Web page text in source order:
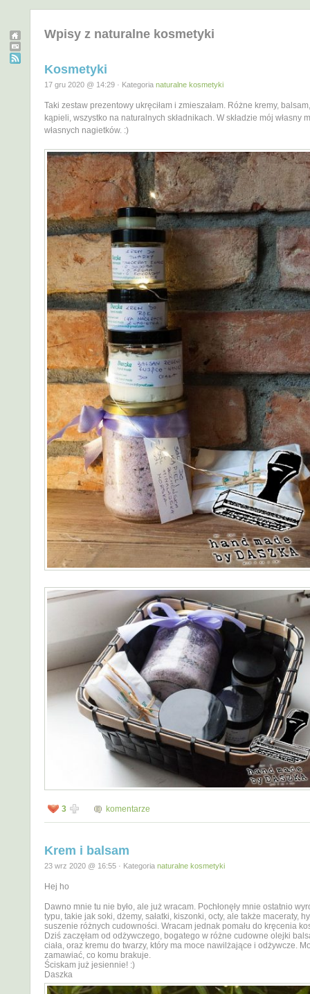
Wpisy z naturalne kosmetyki
Kosmetyki
17 gru 2020 @ 14:29 · Kategoria naturalne kosmetyki
Taki zestaw prezentowy ukręciłam i zmieszałam. Różne kremy,
kąpieli, wszystko na naturalnych składnikach. W składzie mój własny
własnych nagietków. :)
3 komentarze
Krem i balsam
23 wrz 2020 @ 16:55 · Kategoria naturalne kosmetyki
Hej ho
Dawno mnie tu nie było, ale już wracam. Pochłonęły mnie ostatnio
typu, takie jak soki, dżemy, sałatki, kiszonki, octy, ale także maceraty,
suszenie różnych cudowności. Wracam jednak pomału do kręcenia
Dziś zaczęłam od odżywczego, bogatego w różne cudowne olejki
ciała, oraz kremu do twarzy, który ma moce nawilżające i odżywcze.
zamawiać, co komu brakuje.
Ściskam już jesiennie! :)
Daszka